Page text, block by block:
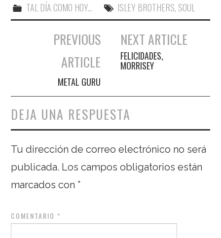
TAL DÍA COMO HOY... ISLEY BROTHERS, SOUL
Navegación de entradas
PREVIOUS
ARTICLE
METAL GURU
NEXT ARTICLE
FELICIDADES,
MORRISEY
DEJA UNA RESPUESTA
Tu dirección de correo electrónico no será
publicada. Los campos obligatorios están
marcados con *
COMENTARIO *